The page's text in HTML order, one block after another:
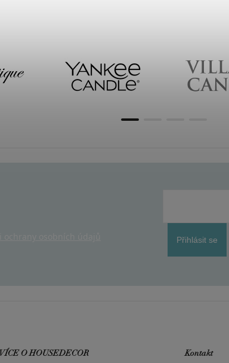
Přihlásit se
VÍCE O HOUSEDECOR Kontakt